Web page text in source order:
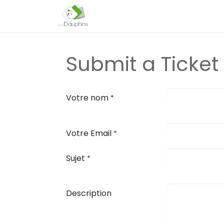
Submit a Ticket
Votre nom *
Votre Email *
Sujet *
Description